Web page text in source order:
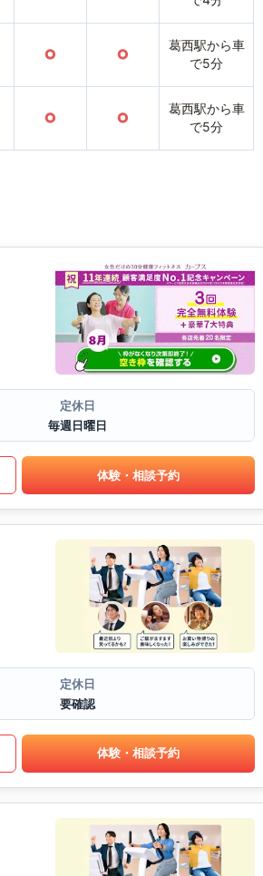
○ ○
葛西駅から車
で5分
○ ○
葛西駅から車
で5分
定休日
毎週日曜日
体験・相談予約
定休日
要確認
体験・相談予約